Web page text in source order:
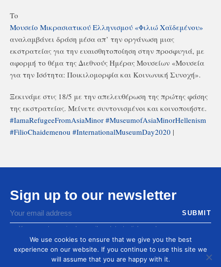
Το
Μουσείο Μικρασιατικού Ελληνισμού «Φιλιώ Χαϊδεμένου»
αναλαμβάνει δράση μέσα απ’ την οργάνωση μιας
εκστρατείας για την ευαισθητοποίηση στην προσφυγιά, με
αφορμή το θέμα της Διεθνούς Ημέρας Μουσείων «Μουσεία
για την Ισότητα: Ποικιλομορφία και Κοινωνική Συνοχή».
Ξεκινάμε στις 18/5 με την απελευθέρωση της πρώτης φάσης
της εκστρατείας. Μείνετε συντονισμένοι και κοινοποιήστε.
#IamaRefugeeFromAsiaMinor #MuseumofAsiaMinorHellenism
#FilioChaidemenou #InternationalMuseumDay2020 |
Sign up to our newsletter
You agree to receive by email our latest articles and
We use cookies to ensure that we give you the best
experience on our website. If you continue to use this site we
will assume that you are happy with it.